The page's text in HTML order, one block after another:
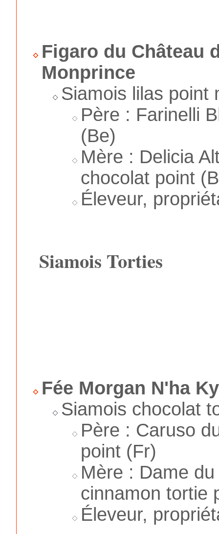
Figaro du Château
Monprince
Siamois lilas point
Père : Farinelli
(Be)
Mère : Delicia
chocolat point
Éleveur,
Siamois Torties
Fée Morgan N'ha
Siamois chocolat
Père : Caruso
point (Fr)
Mère : Dame
cinnamon tortie
Éleveur,